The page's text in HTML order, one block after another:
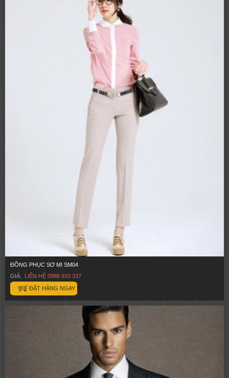
ĐỒNG PHỤC SƠ MI SM04
GIÁ: LIÊN HỆ 0988 933 337
ĐẶT HÀNG NGAY